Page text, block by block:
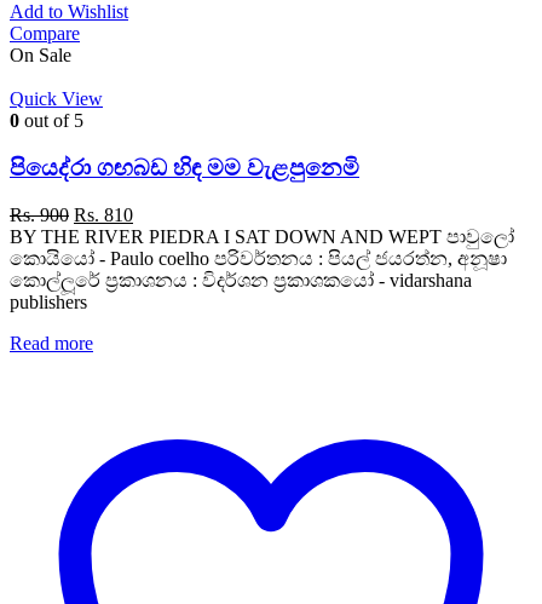
Add to Wishlist
Compare
On Sale
Quick View
0 out of 5
පියෙද්රා ගඟබඩ හිඳ මම වැළපුනෙමි
Rs.900 Original
price
was:
Rs. 900.
Rs. 810Current
price
is:
Rs. 810.
BY THE RIVER PIEDRA I SAT DOWN AND WEPT පාවුලෝ
කොයියෝ - Paulo coelho පරිවර්තනය : පියල් ජයරත්න, අනූෂා
කොල්ලූරේ ප්‍රකාශනය : විදර්ශන ප්‍රකාශකයෝ - vidarshana
publishers
Read more